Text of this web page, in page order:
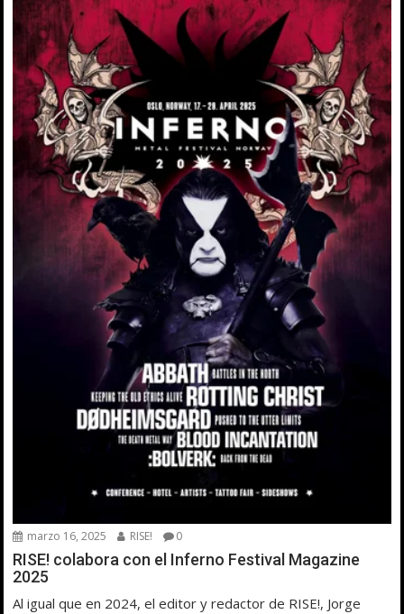
marzo 16, 2025 RISE! 0
RISE! colabora con el Inferno Festival Magazine
2025
Al igual que en 2024, el editor y redactor de RISE!, Jorge